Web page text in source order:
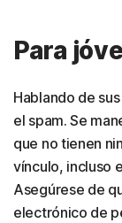
Para
Hablando de
el spam. Se
que no tienen
vínculo, incluso
Asegúrese de
electrónico de